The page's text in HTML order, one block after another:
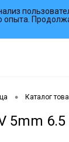
Коллекции
• Каталог
5mm
опыта.